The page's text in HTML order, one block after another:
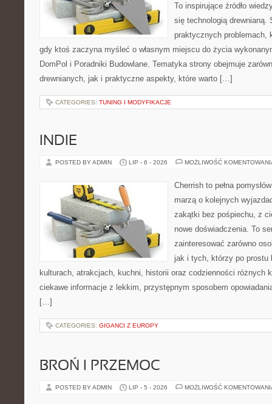
To inspirujące źródło
się technologią drewnianą.
praktycznych problemach,
gdy ktoś zaczyna myśleć o własnym miejscu do życia
DomPol i Poradniki Budowlane. Tematyka strony obejmuje
drewnianych, jak i praktyczne aspekty, które warto […]
CATEGORIES: TUNING I MODYFIKACJE
INDIE
POSTED BY ADMIN LIP - 6 - 2026 MOŻLIWOŚĆ
Cherrish to pełna
marzą o kolejnych
zakątki bez pośpiechu, z
nowe doświadczenia. To
zainteresować zarówno
jak i tych, którzy po prostu
kulturach, atrakcjach, kuchni, historii oraz codzienności różnych
ciekawe informacje z lekkim, przystępnym sposobem
[…]
CATEGORIES: GIGANCI Z EUROPY
BROŃ I PRZEMOC
POSTED BY ADMIN LIP - 5 - 2026 MOŻLIWOŚĆ